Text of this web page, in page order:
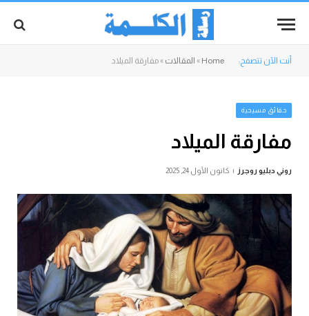
أنت الآن تتصفح: Home
» المقالات »مفارقة الميلاد
حقائق مسيحية
مفارقة الميلاد
روني دبليو روجرز كانون الأول 24, 2025